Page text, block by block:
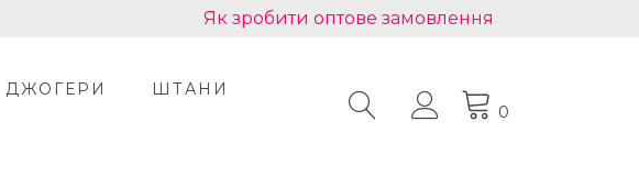
Як зробити оптове замовлення
ДЖОГЕРИ
ШТАНИ
0